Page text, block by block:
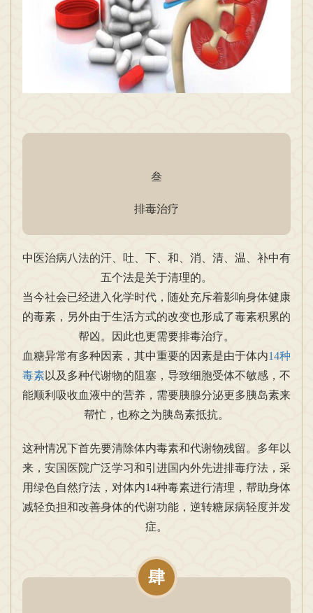
叁
排毒治疗
中医治病八法的汗、吐、下、和、消、清、温、补中有
五个法是关于清理的。
当今社会已经进入化学时代，随处充斥着影响身体健康
的毒素，另外由于生活方式的改变也形成了毒素积累的
帮凶。因此也更需要排毒治疗。
血糖异常有多种因素，其中重要的因素是由于体内14种
毒素以及多种代谢物的阻塞，导致细胞受体不敏感，不
能顺利吸收血液中的营养，需要胰腺分泌更多胰岛素来
帮忙，也称之为胰岛素抵抗。
这种情况下首先要清除体内毒素和代谢物残留。多年以
来，安国医院广泛学习和引进国内外先进排毒疗法，采
用绿色自然疗法，对体内14种毒素进行清理，帮助身体
减轻负担和改善身体的代谢功能，逆转糖尿病轻度并发
症。
肆